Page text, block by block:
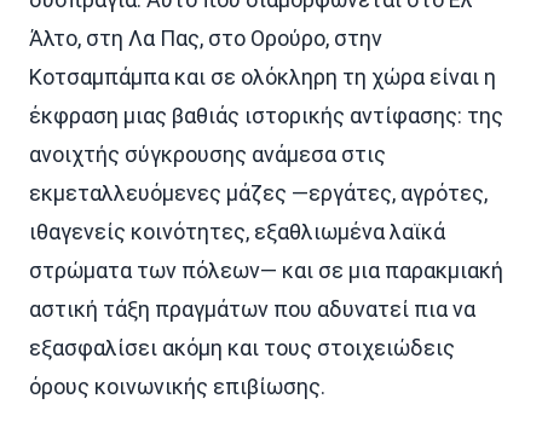
Άλτο, στη Λα Πας, στο Ορούρο, στην
Κοτσαμπάμπα και σε ολόκληρη τη χώρα είναι η
έκφραση μιας βαθιάς ιστορικής αντίφασης: της
ανοιχτής σύγκρουσης ανάμεσα στις
εκμεταλλευόμενες μάζες —εργάτες, αγρότες,
ιθαγενείς κοινότητες, εξαθλιωμένα λαϊκά
στρώματα των πόλεων— και σε μια παρακμιακή
αστική τάξη πραγμάτων που αδυνατεί πια να
εξασφαλίσει ακόμη και τους στοιχειώδεις
όρους κοινωνικής επιβίωσης.